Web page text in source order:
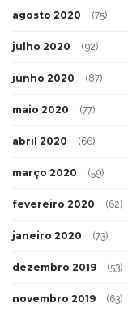
agosto 2020 (75)
julho 2020 (92)
junho 2020 (87)
maio 2020 (77)
abril 2020 (66)
março 2020 (59)
fevereiro 2020 (62)
janeiro 2020 (73)
dezembro 2019 (53)
novembro 2019 (63)